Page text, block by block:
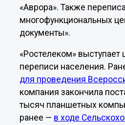
«Аврора». Также
многофункциональных
документы».
«Ростелеком»
переписи населения.
для проведения
компания закончила
тысяч планшетных
ранее — в ходе